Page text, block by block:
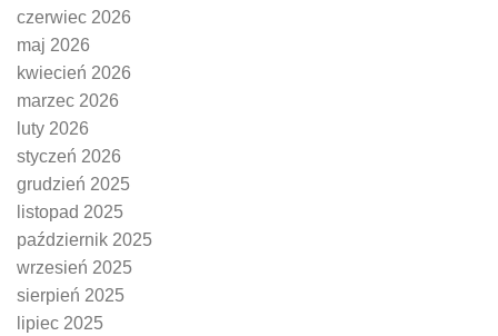
czerwiec 2026
maj 2026
kwiecień 2026
marzec 2026
luty 2026
styczeń 2026
grudzień 2025
listopad 2025
październik 2025
wrzesień 2025
sierpień 2025
lipiec 2025